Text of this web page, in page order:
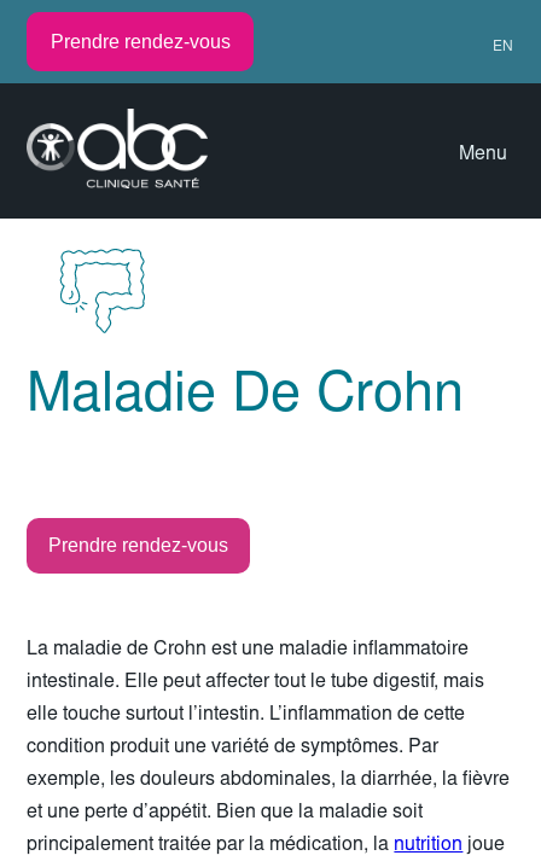
Prendre rendez-vous EN
Menu
Maladie De Crohn
Prendre rendez-vous
La maladie de Crohn est une maladie inflammatoire
intestinale. Elle peut affecter tout le tube digestif, mais
elle touche surtout l’intestin. L’inflammation de cette
condition produit une variété de symptômes. Par
exemple, les douleurs abdominales, la diarrhée, la fièvre
et une perte d’appétit. Bien que la maladie soit
principalement traitée par la médication, la nutrition joue